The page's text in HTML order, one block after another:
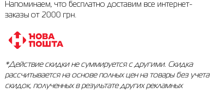
Юбки
Nike
Puma
Radder
Напоминаем, что бесплатно доставим все интернет-
заказы от 2000 грн.
*Действие скидки не суммируется с другими. Скидка
рассчитывается на основе полных цен на товары без учета
скидок, полученных в результате других рекламных